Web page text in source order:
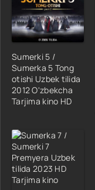
Sumerki 5 /
Sumerka 5 Tong
otishi Uzbek tilida
2012 O'zbekcha
Tarjima kino HD